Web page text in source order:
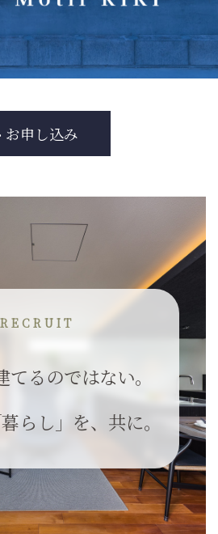
お申し込み
RECRUIT
てるのではない。
らし」を、共に。